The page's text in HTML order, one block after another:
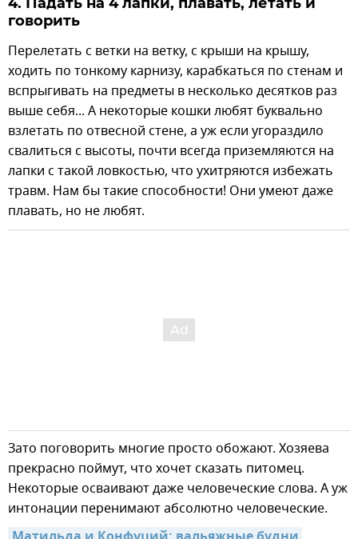
говорить
Перелетать с ветки на ветку, с крыши на крышу,
ходить по тонкому карнизу, карабкаться по стенам и
вспрыгивать на предметы в несколько десятков раз
выше себя... А некоторые кошки любят буквально
взлетать по отвесной стене, а уж если угораздило
свалиться с высоты, почти всегда приземляются на
лапки с такой ловкостью, что ухитряются избежать
травм. Нам бы такие способности! Они умеют даже
плавать, но не любят.
Зато поговорить многие просто обожают. Хозяева
прекрасно поймут, что хочет сказать питомец.
Некоторые осваивают даже человеческие слова. А уж
интонации перенимают абсолютно человеческие.